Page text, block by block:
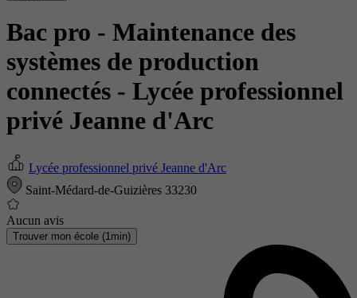
Bac pro - Maintenance des
systèmes de production
connectés - Lycée professionnel
privé Jeanne d'Arc
Lycée professionnel privé Jeanne d'Arc
Saint-Médard-de-Guizières 33230
Aucun avis
Trouver mon école (1min)